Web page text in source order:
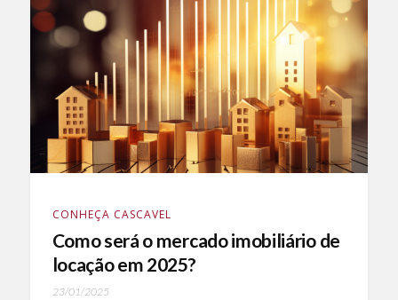
CONHEÇA CASCAVEL
Como será o mercado imobiliário de
locação em 2025?
23/01/2025